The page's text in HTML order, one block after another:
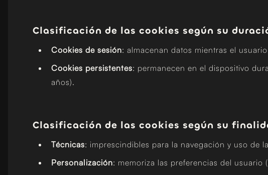
Clasificación de las cookies según su
Cookies de sesión: almacenan datos mientras el
Cookies persistentes: permanecen en el dispositivo
años).
Clasificación de las cookies según su
Técnicas: imprescindibles para la navegación y uso de
Personalización: memoriza las preferencias del